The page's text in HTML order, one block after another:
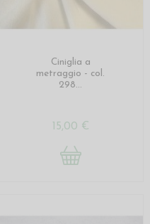
Ciniglia a
metraggio - col.
298...
15,00 €